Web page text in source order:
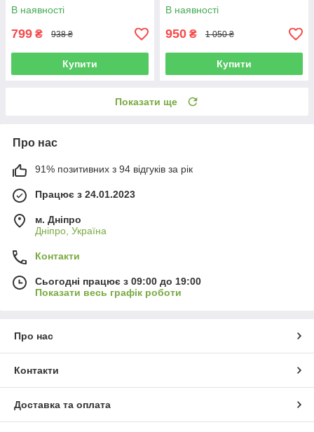
В наявності
799 ₴ 938 ₴
Купити
В наявності
950 ₴ 1 050 ₴
Купити
Показати ще
Про нас
91% позитивних з 94 відгуків за рік
Працює з 24.01.2023
м. Дніпро
Дніпро, Україна
Контакти
Сьогодні працює з 09:00 до 19:00
Показати весь графік роботи
Про нас
Контакти
Доставка та оплата